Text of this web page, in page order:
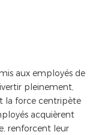
aux employés de
pleinement,
la force centripète
acquièrent
renforcent leur